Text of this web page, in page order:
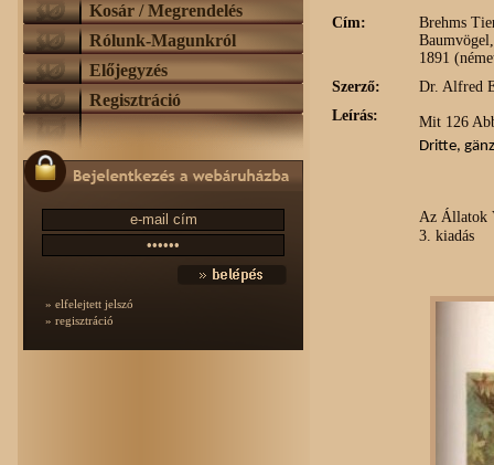
Kosár / Megrendelés
Rólunk-Magunkról
Előjegyzés
Regisztráció
» elfelejtett jelszó
» regisztráció
Cím:
Brehms
1891
Szerző:
Dr. Alfred
Leírás:
Mit 126
Dritte, g
Az Állatok
3. kiadás